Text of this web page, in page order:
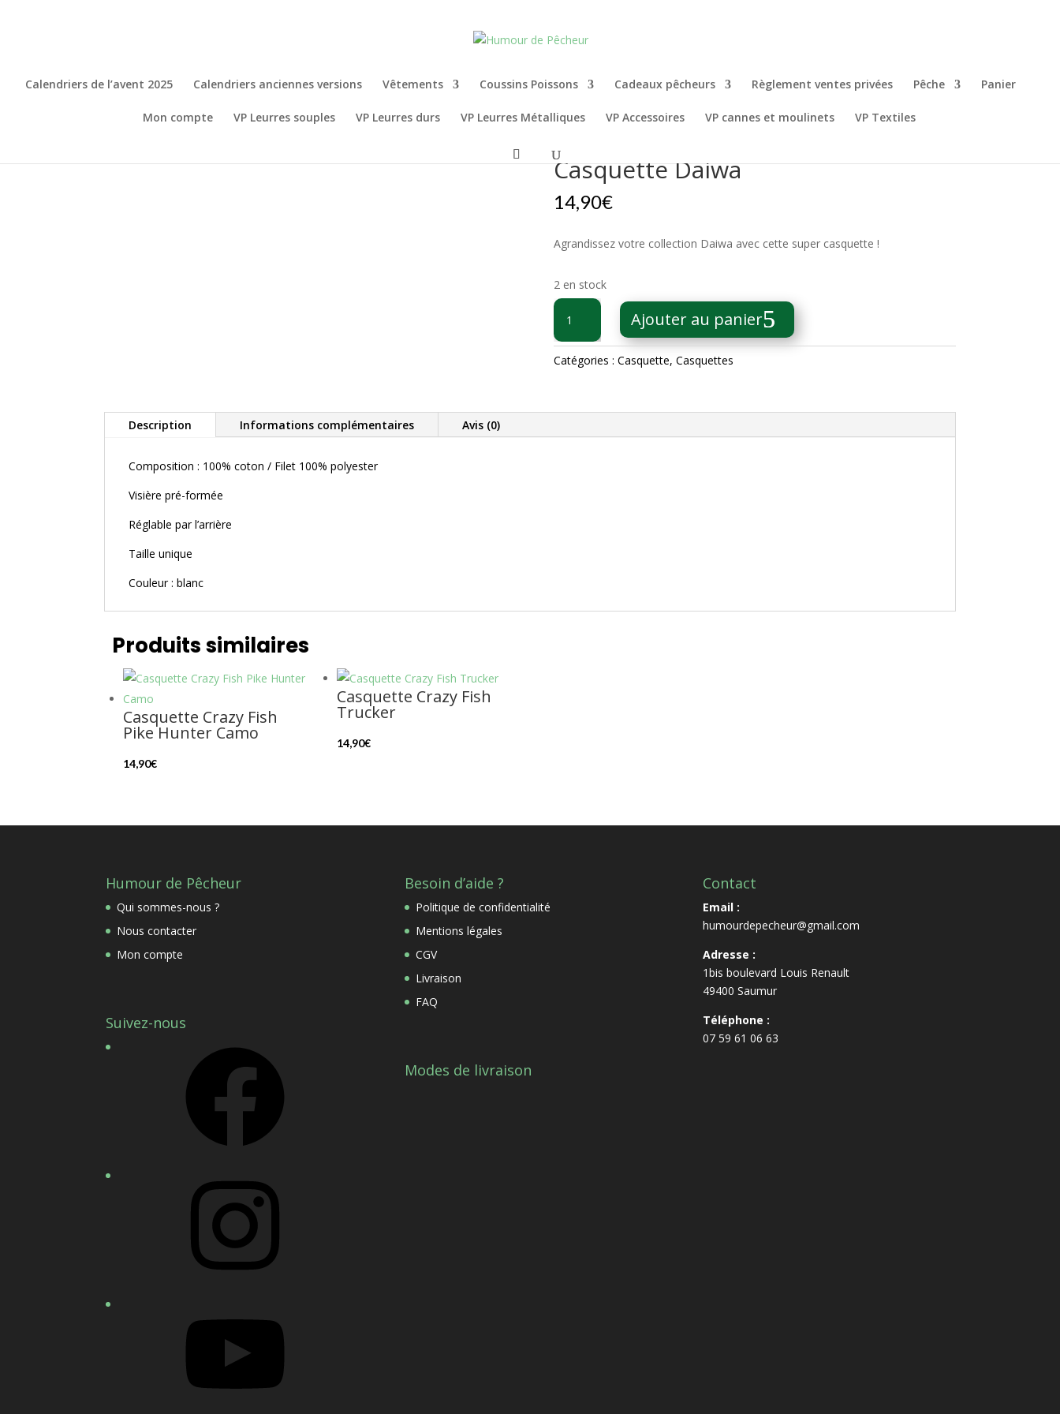
Calendriers de l’avent 2025 Calendriers anciennes versions Vêtements Coussins Poissons Cadeaux pêcheurs Règlement ventes privées Pêche Panier
Mon compte VP Leurres souples VP Leurres durs VP Leurres Métalliques VP Accessoires VP cannes et moulinets VP Textiles
Casquette Daiwa
14,90€
Agrandissez votre collection Daiwa avec cette super casquette !
2 en stock
quantité
de
Casquette
Daiwa
Ajouter au panier
Catégories : Casquette, Casquettes
Description Informations complémentaires Avis (0)
Composition : 100% coton / Filet 100% polyester
Visière pré-formée
Réglable par l’arrière
Taille unique
Couleur : blanc
Produits similaires
Casquette Crazy Fish
Pike Hunter Camo
14,90€
Casquette Crazy Fish
Trucker
14,90€
Humour de Pêcheur
Qui sommes-nous ?
Nous contacter
Mon compte
Suivez-nous
Besoin d’aide ?
Politique de confidentialité
Mentions légales
CGV
Livraison
FAQ
Modes de livraison
Contact
Email :
humourdepecheur@gmail.com
Adresse :
1bis boulevard Louis Renault
49400 Saumur
Téléphone :
07 59 61 06 63